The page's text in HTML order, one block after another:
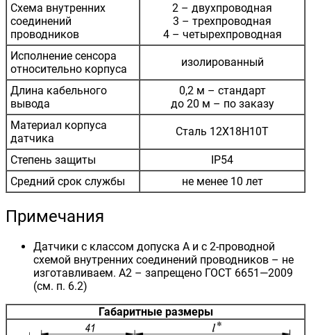
Схема внутренних
соединений
проводников
2 – двухпроводная
3 – трехпроводная
4 – четырехпроводная
Исполнение сенсора
относительно корпуса
изолированный
Длина кабельного
вывода
0,2 м – стандарт
до 20 м – по заказу
Материал корпуса
датчика
Сталь 12Х18Н10Т
Степень защиты
IP54
Средний срок службы
не менее 10 лет
Примечания
Датчики с классом допуска А и с 2-проводной
схемой внутренних соединений проводников – не
изготавливаем. А2 – запрещено ГОСТ 6651—2009
(см. п. 6.2)
Габаритные размеры